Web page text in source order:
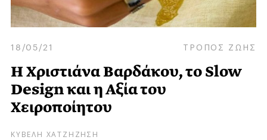
18/05/21 ΤΡΟΠΟΣ ΖΩΗΣ
Η Χριστιάνα Βαρδάκου, το Slow
Design και η Αξία του
Χειροποίητου
ΚΥΒΕΛΗ ΧΑΤΖΗΖΗΣΗ